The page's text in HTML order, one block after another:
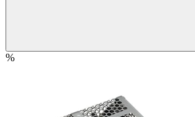
%